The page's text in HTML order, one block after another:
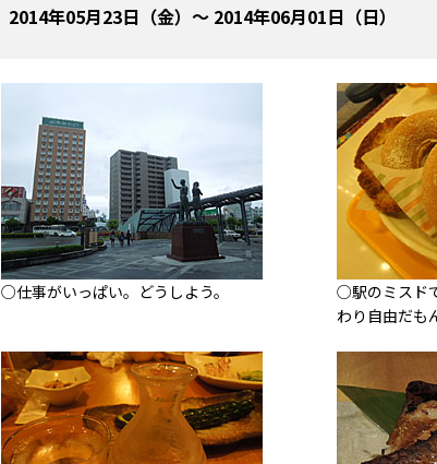
2014年05月23日（金）～ 2014年06月01日（日）
○仕事がいっぱい。どうしよう。
○駅のミスド
わり自由だも